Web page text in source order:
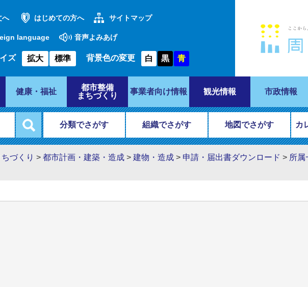
へ はじめての方へ サイトマップ
language 音声よみあげ
ズ 拡大 標準 背景色の変更 白 黒 青
健康・福祉
都市整備
まちづくり
事業者向け情報 観光情報 市政情報
分類でさがす 組織でさがす 地図でさがす カ
づくり > 都市計画・建築・造成 > 建物・造成 > 申請・届出書ダウンロード > 所属